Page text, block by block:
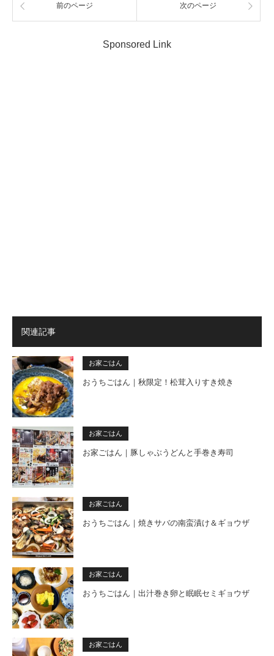
前のページ 次のページ
Sponsored Link
関連記事
お家ごはん
おうちごはん｜秋限定！松茸入りすき焼き
お家ごはん
お家ごはん｜豚しゃぶうどんと手巻き寿司
お家ごはん
おうちごはん｜焼きサバの南蛮漬け＆ギョウザ
お家ごはん
おうちごはん｜出汁巻き卵と眠眠セミギョウザ
お家ごはん